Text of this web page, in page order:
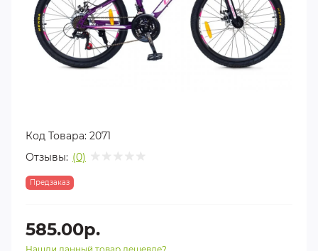
Код Товара: 2071
Отзывы: (0)
Предзаказ
585.00р.